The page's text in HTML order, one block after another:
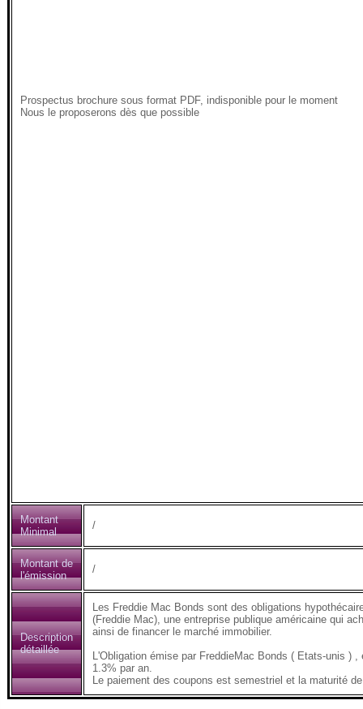
Prospectus brochure sous format PDF, indisponible pour le moment
Nous le proposerons dès que possible
Montant
Minimal
/
Montant de
l'émission
/
Description
détaillée
Les Freddie Mac Bonds sont des obligations
(Freddie Mac), une entreprise publique américaine qui
ainsi de financer le marché immobilier.
L'Obligation émise par FreddieMac Bonds ( Etats-unis )
1.3% par an.
Le paiement des coupons est semestriel et la maturité